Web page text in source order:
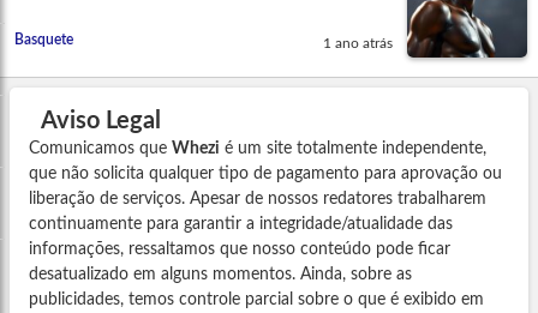
Basquete 1 ano atrás
Aviso Legal
Comunicamos que Whezi é um site totalmente independente,
que não solicita qualquer tipo de pagamento para aprovação ou
liberação de serviços. Apesar de nossos redatores trabalharem
continuamente para garantir a integridade/atualidade das
informações, ressaltamos que nosso conteúdo pode ficar
desatualizado em alguns momentos. Ainda, sobre as
publicidades, temos controle parcial sobre o que é exibido em